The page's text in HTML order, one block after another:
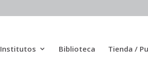
Institutos Biblioteca Tienda /